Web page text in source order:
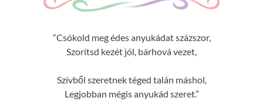
“Csókold meg édes anyukádat százszor,
Szorítsd kezét jól, bárhová vezet,
Szívből szeretnek téged talán máshol,
Legjobban mégis anyukád szeret.”